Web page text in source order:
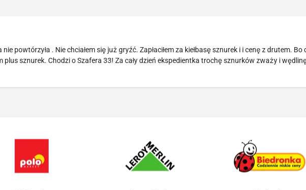
powtórzyła . Nie chciałem się już gryźć. Zapłaciłem za kiełbasę sznurek i i cenę z drutem. Bo
plus sznurek. Chodzi o Szafera 33! Za cały dzień ekspedientka trochę sznurków zważy i